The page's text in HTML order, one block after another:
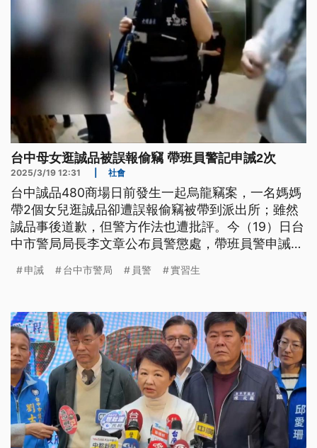
台中母女逛誠品被誤報偷竊 帶班員警記申誡2次
2025/3/19 12:31 社會
台中誠品480商場日前發生一起烏龍竊案，一名媽媽
帶2個女兒逛誠品卻遭誤報偷竊被帶到派出所；雖然
誠品事後道歉，但警方作法也遭批評。今（19）日台
中市警局局長李文章公布員警懲處，帶班員警申誡2
申誡 台中市警局 員警 實習生